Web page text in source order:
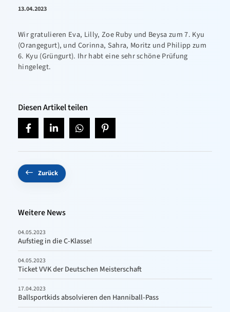
13.04.2023
Wir gratulieren Eva, Lilly, Zoe Ruby und Beysa zum 7. Kyu
(Orangegurt), und Corinna, Sahra, Moritz und Philipp zum
6. Kyu (Grüngurt). Ihr habt eine sehr schöne Prüfung
hingelegt.
Diesen Artikel teilen
Zurück
Weitere News
04.05.2023
Aufstieg in die C-Klasse!
04.05.2023
Ticket VVK der Deutschen Meisterschaft
17.04.2023
Ballsportkids absolvieren den Hanniball-Pass